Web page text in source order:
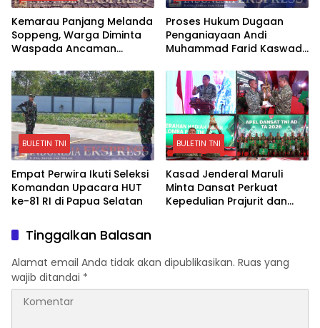
Kemarau Panjang Melanda
Soppeng, Warga Diminta
Waspada Ancaman
Proses Hukum Dugaan
Penganiayaan Andi
Muhammad Farid Kaswadi
Soppeng Fraksi Golkar
Tetap Berlanjut
BULETIN TNI
Empat Perwira Ikuti Seleksi
Komandan Upacara HUT
ke-81 RI di Papua Selatan
BULETIN TNI
Kasad Jenderal Maruli
Minta Dansat Perkuat
Kepedulian Prajurit dan
Tinggalkan Balasan
Alamat email Anda tidak akan dipublikasikan. Ruas yang
wajib ditandai *